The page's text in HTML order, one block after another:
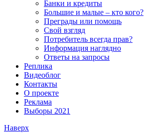
Банки и кредиты
Большие и малые – кто кого?
Преграды или помощь
Свой взгляд
Потребитель всегда прав?
Информация наглядно
Ответы на запросы
Реплика
Видеоблог
Контакты
О проекте
Реклама
Выборы 2021
Наверх